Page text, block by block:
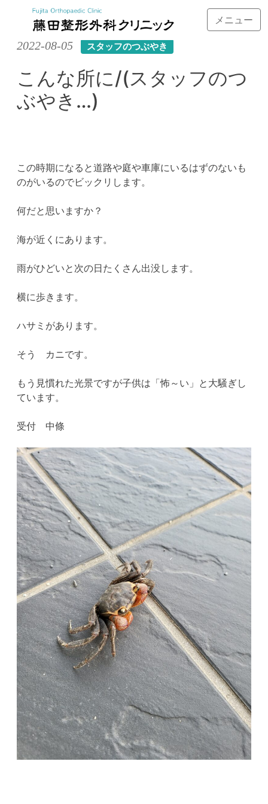
メニュー
2022-08-05 スタッフのつぶやき
こんな所に/(スタッフのつ
ぶやき…)
この時期になると道路や庭や車庫にいるはずのないも
のがいるのでビックリします。
何だと思いますか？
海が近くにあります。
雨がひどいと次の日たくさん出没します。
横に歩きます。
ハサミがあります。
そう カニです。
もう見慣れた光景ですが子供は「怖～い」と大騒ぎし
ています。
受付 中條